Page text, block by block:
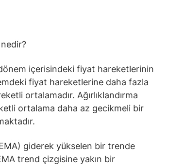
içerisindeki fiyat hareketlerinin
fiyat hareketlerine daha fazla
ortalamadır. Ağırlıklandırma
ortalama daha az gecikmeli bir
giderek yükselen bir trende
trend çizgisine yakın bir